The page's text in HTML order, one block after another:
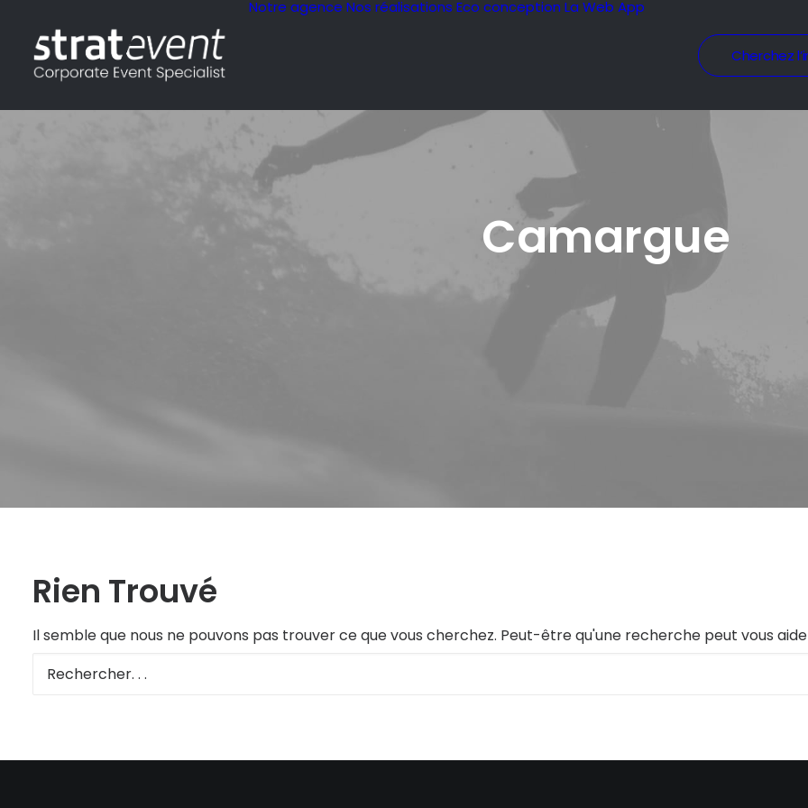
Notre agence Nos réalisations Eco conception La Web App
Cherchez
Camargue
Rien Trouvé
Il semble que nous ne pouvons pas trouver ce que vous cherchez. Peut-être qu'une recherche peut vous